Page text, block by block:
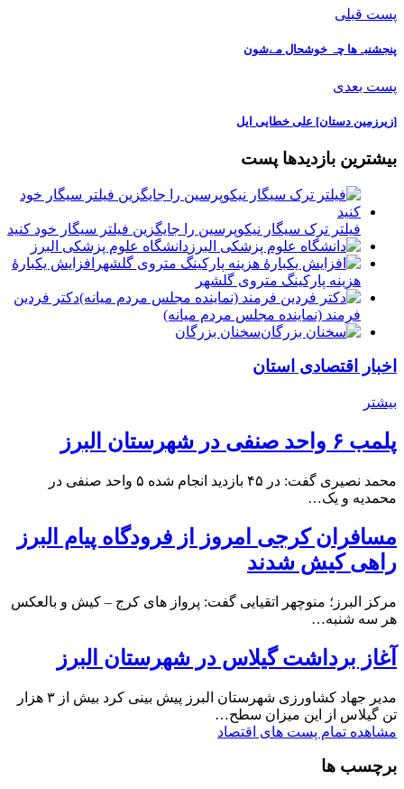
پست قبلی
پنجشنبہ‌ها چہ خوشحال مےشون
پست بعدی
[زیرزمین دستان] علی خطایی ایل
بیشترین بازدیدها پست
فیلتر ترک سیگار نیکوپرسین را جایگزین فیلتر سیگار خود کنید
دانشگاه علوم پزشکی البرز
افزایش یکبارۀ
هزینه پارکینگ متروی گلشهر
دكتر فردين
فرمند (نماينده مجلس مردم میانه)
سخنان بزرگان
اخبار اقتصادی استان
بیشتر
پلمب ۶ واحد صنفی در شهرستان البرز
محمد نصیری گفت: در ۴۵ بازدید انجام شده ۵ واحد صنفی در
محمدیه و یک…
مسافران کرجی امروز از فرودگاه پیام البرز
راهی کیش شدند
مرکز البرز؛ منوچهر اتقیایی گفت: پرواز های کرج – کیش و بالعکس
هر سه شنبه…
آغاز برداشت گیلاس در شهرستان البرز
مدیر جهاد کشاورزی شهرستان البرز پیش بینی کرد بیش از ۳ هزار
تن گیلاس از این میزان سطح…
مشاهده تمام پست های اقتصاد
برچسب ها